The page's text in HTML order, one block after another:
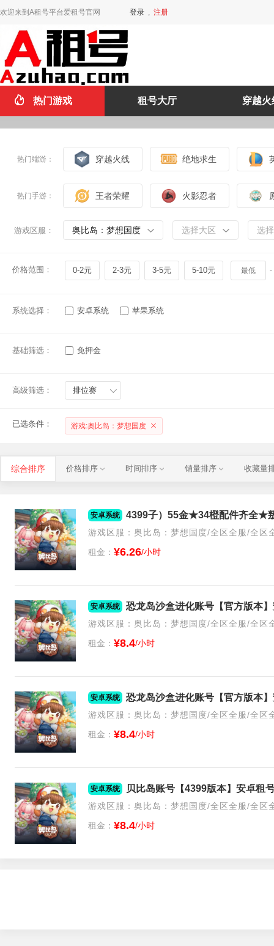
欢迎来到A租号平台爱租号官网 登录 , 注册
热门游戏 租号大厅 穿越火
热门端游： 穿越火线 绝地求生
热门手游： 王者荣耀 火影忍者
游戏区服： 奥比岛：梦想国度 选择大区 选
价格范围： 0-2元 2-3元 3-5元 5-10元 -
系统选择： 安卓系统 苹果系统
基础筛选： 免押金
高级筛选： 排位赛
已选条件： 游戏:奥比岛：梦想国度
综合排序 价格排序 时间排序 销量排序 收藏量
安卓系统 4399子）55金★34橙配件齐全★
游戏区服：奥比岛：梦想国度/全区全服/全区
租金： ¥6.26/小时
安卓系统
游戏区服：奥比岛：梦想国度/全区全服/全区
租金： ¥8.4/小时
安卓系统
游戏区服：奥比岛：梦想国度/全区全服/全区
租金： ¥8.4/小时
安卓系统
游戏区服：奥比岛：梦想国度/全区全服/全区
租金： ¥8.4/小时